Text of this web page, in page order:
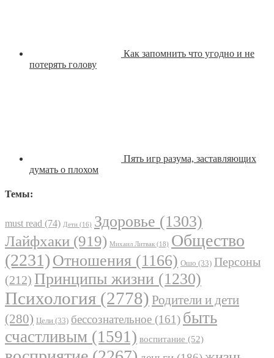
Как запомнить что угодно и не
потерять голову
Пять игр разума, заставляющих
думать о плохом
Темы:
must read (74) Дети (16) Здоровье (1303)
Лайфхаки (919) Михаил Литвак (18) Общество
(2231) Отношения (1166) Ошо (33) Персоны
(212) Принципы жизни (1230)
Психология (2778) Родители и дети
(280) Цели (33) бессознательное (161) быть
счастливым (1591) воспитание (52)